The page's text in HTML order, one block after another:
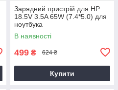
Зарядний пристрій для HP
18.5V 3.5A 65W (7.4*5.0) для
ноутбука
В наявності
499 ₴ 624 ₴
Купити